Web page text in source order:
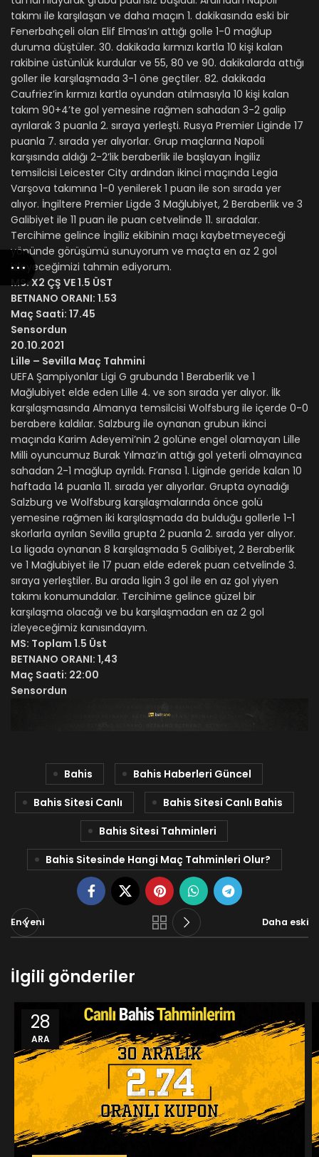
takımı ile karşılaşan ve daha maçın 1. dakikasında eski bir
Fenerbahçeli olan Elif Elmas’ın attığı golle 1-0 mağlup
duruma düştüler. 30. dakikada kırmızı kartla 10 kişi kalan
rakibine üstünlük kurdular ve 55, 80 ve 90. dakikalarda attığı
goller ile karşılaşmada 3-1 öne geçtiler. 82. dakikada
Caufriez’in kırmızı kartla oyundan atılmasıyla 10 kişi kalan
takım 90+4’te gol yemesine rağmen sahadan 3-2 galip
ayrılarak 3 puanla 2. sıraya yerleşti. Rusya Premier Liginde 17
puanla 7. sırada yer alıyorlar. Grup maçlarına Napoli
karşısında aldığı 2-2’lik beraberlik ile başlayan İngiliz
temsilcisi Leicester City ardından ikinci maçında Legia
Varşova takımına 1-0 yenilerek 1 puan ile son sırada yer
alıyor. İngiltere Premier Ligde 3 Mağlubiyet, 2 Beraberlik ve 3
Galibiyet ile 11 puan ile puan cetvelinde 11. sıradalar.
Tercihime gelince İngiliz ekibinin maçı kaybetmeyeceği
yönünde görüşümü sunuyorum ve maçta en az 2 gol
izleyeceğimizi tahmin ediyorum.
MS: X2 ÇŞ VE 1.5 ÜST
BETNANO ORANI: 1.53
Maç Saati: 17.45
Sensordun
20.10.2021
Lille – Sevilla Maç Tahmini
UEFA Şampiyonlar Ligi G grubunda 1 Beraberlik ve 1
Mağlubiyet elde eden Lille 4. ve son sırada yer alıyor. İlk
karşılaşmasında Almanya temsilcisi Wolfsburg ile içerde 0-0
berabere kaldılar. Salzburg ile oynanan grubun ikinci
maçında Karim Adeyemi’nin 2 golüne engel olamayan Lille
Milli oyuncumuz Burak Yılmaz’ın attığı gol yeterli olmayınca
sahadan 2-1 mağlup ayrıldı. Fransa 1. Liginde geride kalan 10
haftada 14 puanla 11. sırada yer alıyorlar. Grupta oynadığı
Salzburg ve Wolfsburg karşılaşmalarında önce golü
yemesine rağmen iki karşılaşmada da bulduğu gollerle 1-1
skorlarla ayrılan Sevilla grupta 2 puanla 2. sırada yer alıyor.
La ligada oynanan 8 karşılaşmada 5 Galibiyet, 2 Beraberlik
ve 1 Mağlubiyet ile 17 puan elde ederek puan cetvelinde 3.
sıraya yerleştiler. Bu arada ligin 3 gol ile en az gol yiyen
takımı konumundalar. Tercihime gelince güzel bir
karşılaşma olacağı ve bu karşılaşmadan en az 2 gol
izleyeceğimiz kanısındayım.
MS: Toplam 1.5 Üst
BETNANO ORANI: 1,43
Maç Saati: 22:00
Sensordun
Bahis
Bahis Haberleri Güncel
Bahis Sitesi Canlı
Bahis Sitesi Canlı Bahis
Bahis Sitesi Tahminleri
Bahis Sitesinde Hangi Maç Tahminleri Olur?
En yeni Daha eski
İlgili gönderiler
28
ARA